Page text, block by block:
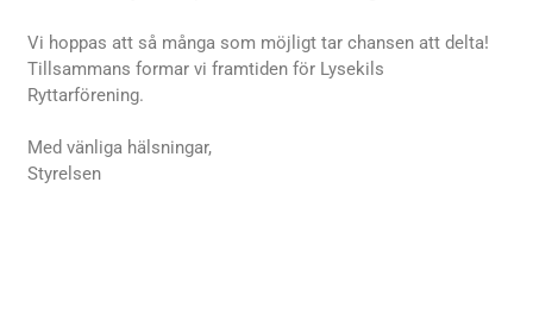
Vi hoppas att så många som möjligt tar chansen att delta!
Tillsammans formar vi framtiden för Lysekils
Ryttarförening.
Med vänliga hälsningar,
Styrelsen